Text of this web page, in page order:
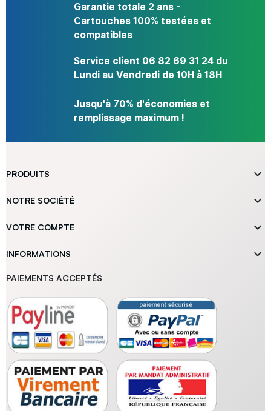
Garantie totale 2 ans -
Cartouches 100% testées et
compatibles
Service client 06 82 69 31 24 du
Lundi au Vendredi de 10H à 18H
Jusqu'à 70% d'économies et
remplissage maximum !
PRODUITS 
NOTRE SOCIÉTÉ 
VOTRE COMPTE 
INFORMATIONS 
PAIEMENTS ACCEPTÉS